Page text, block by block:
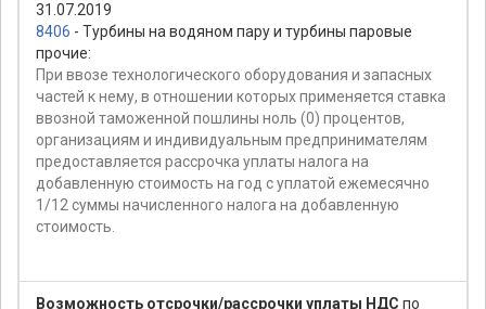
31.07.2019
8406 - Турбины на водяном пару и турбины паровые
прочие:
При ввозе технологического оборудования и запасных
частей к нему, в отношении которых применяется ставка
ввозной таможенной пошлины ноль (0) процентов,
организациям и индивидуальным предпринимателям
предоставляется рассрочка уплаты налога на
добавленную стоимость на год с уплатой ежемесячно
1/12 суммы начисленного налога на добавленную
стоимость.
Возможность отсрочки/рассрочки уплаты НДС по